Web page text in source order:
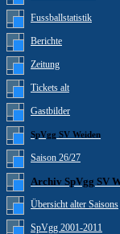
Fussballstatistik
Berichte
Zeitung
Tickets alt
Gastbilder
SpVgg SV Weiden
Saison 26/27
Archiv SpVgg SV
Übersicht alter Saisons
SpVgg 2001-2011